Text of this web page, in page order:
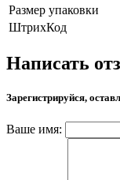
Размер упаковки
ШтрихКод
Написать
Зарегистрируйся,
Ваше имя: